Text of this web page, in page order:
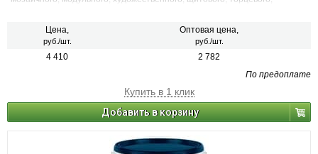
основаниям. В случае использования очень маслянистых пород
древесины (таких как тик, лапачо и др.) рекомендуется производить
резиновых и ПВХ-покрытий к впитывающим и невпитывающим
основаниям. Подходит для укладки напольных покрытий на основания с
Цена,
руб./шт.
Оптовая цена,
руб./шт.
4 410
2 782
По предоплате
Купить в 1 клик
Добавить в корзину